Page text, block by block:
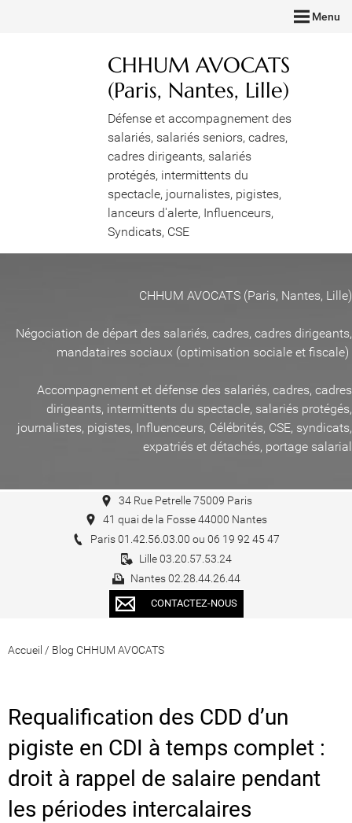
Menu
CHHUM AVOCATS
(Paris, Nantes, Lille)
Défense et accompagnement des
salariés, salariés seniors, cadres,
cadres dirigeants, salariés
protégés, intermittents du
spectacle, journalistes, pigistes,
lanceurs d'alerte, Influenceurs,
Syndicats, CSE
CHHUM AVOCATS (Paris, Nantes, Lille)
Négociation de départ des salariés, cadres, cadres dirigeants,
mandataires sociaux (optimisation sociale et fiscale)
Accompagnement et défense des salariés, cadres, cadres
dirigeants, intermittents du spectacle, salariés protégés,
journalistes, pigistes, Influenceurs, Célébrités, CSE, syndicats,
expatriés et détachés, portage salarial
34 Rue Petrelle 75009 Paris
41 quai de la Fosse 44000 Nantes
Paris 01.42.56.03.00 ou 06 19 92 45 47
Lille 03.20.57.53.24
Nantes 02.28.44.26.44
CONTACTEZ-NOUS
Accueil / Blog CHHUM AVOCATS
Requalification des CDD d’un
pigiste en CDI à temps complet :
droit à rappel de salaire pendant
les périodes intercalaires